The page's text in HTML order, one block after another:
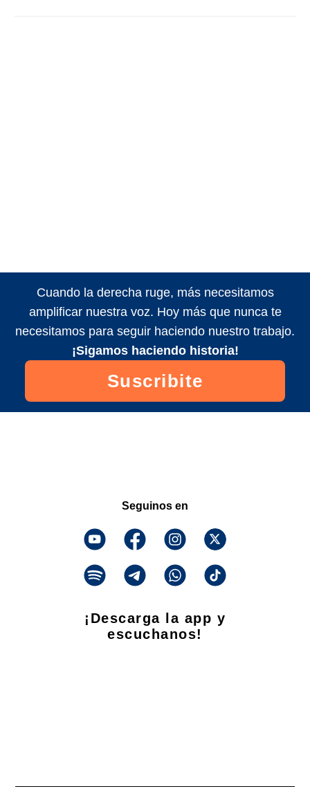
Cuando la derecha ruge, más necesitamos
amplificar nuestra voz. Hoy más que nunca te
necesitamos para seguir haciendo nuestro trabajo.
¡Sigamos haciendo historia!
Suscribite
Seguinos en
¡Descarga la app y
escuchanos!